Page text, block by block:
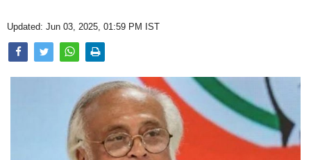
Photo Gallery
Home
Updated: Jun 03, 2025, 01:59 PM IST